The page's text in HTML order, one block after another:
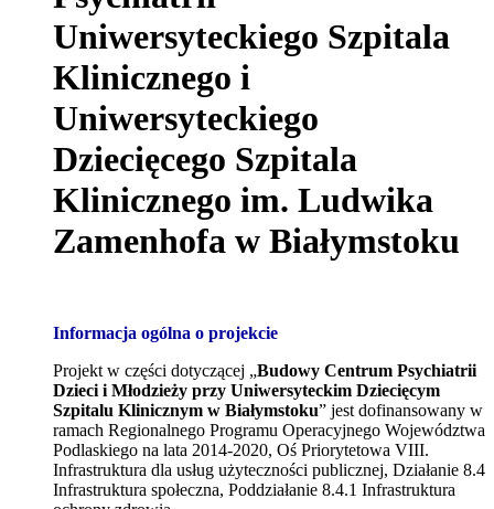
Uniwersyteckiego Szpitala
Klinicznego i
Uniwersyteckiego
Dziecięcego Szpitala
Klinicznego im. Ludwika
Zamenhofa w Białymstoku
Informacja ogólna o projekcie
Projekt w części dotyczącej „Budowy Centrum Psychiatrii
Dzieci i Młodzieży przy Uniwersyteckim Dziecięcym
Szpitalu Klinicznym w Białymstoku” jest dofinansowany w
ramach Regionalnego Programu Operacyjnego Województwa
Podlaskiego na lata 2014-2020, Oś Priorytetowa VIII.
Infrastruktura dla usług użyteczności publicznej, Działanie 8.4
Infrastruktura społeczna, Poddziałanie 8.4.1 Infrastruktura